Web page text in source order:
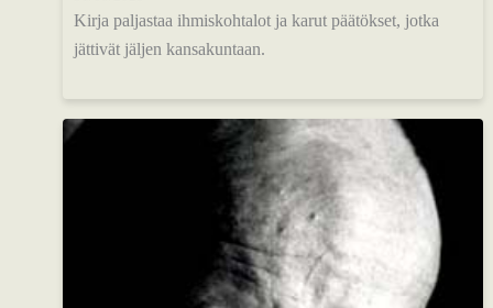
Kirja paljastaa ihmiskohtalot ja karut päätökset, jotka
jättivät jäljen kansakuntaan.